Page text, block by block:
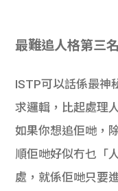
最難追人格第三
ISTP可以話係最神
求邏輯，比起處理
如果你想追佢哋，
順佢哋好似冇乜「
處，就係佢哋只要